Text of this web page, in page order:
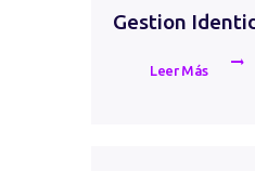
Gestion
Leer Más